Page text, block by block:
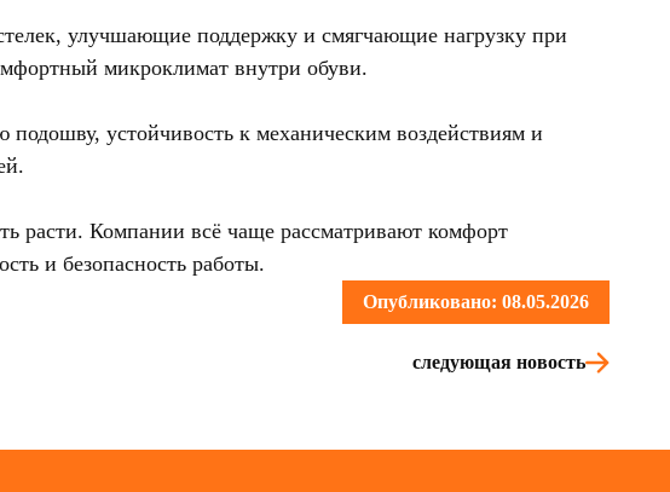
улучшающие поддержку и смягчающие нагрузку при
микроклимат внутри обуви.
устойчивость к механическим воздействиям и
расти. Компании всё чаще рассматривают комфорт
и безопасность работы.
Опубликовано: 08.05.2026
следующая новость